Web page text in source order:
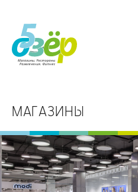
МАГАЗИНЫ